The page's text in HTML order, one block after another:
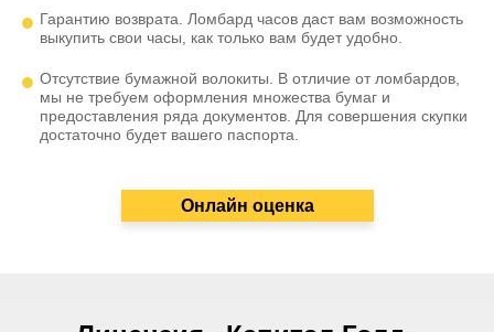
Гарантию возврата. Ломбард часов даст вам возможность
выкупить свои часы, как только вам будет удобно.
Отсутствие бумажной волокиты. В отличие от ломбардов,
мы не требуем оформления множества бумаг и
предоставления ряда документов. Для совершения скупки
достаточно будет вашего паспорта.
Онлайн оценка